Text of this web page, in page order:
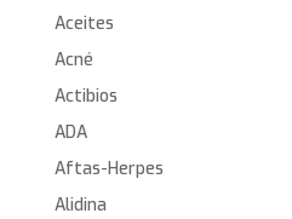
Aceites
Acné
Actibios
ADA
Aftas-Herpes
Alidina